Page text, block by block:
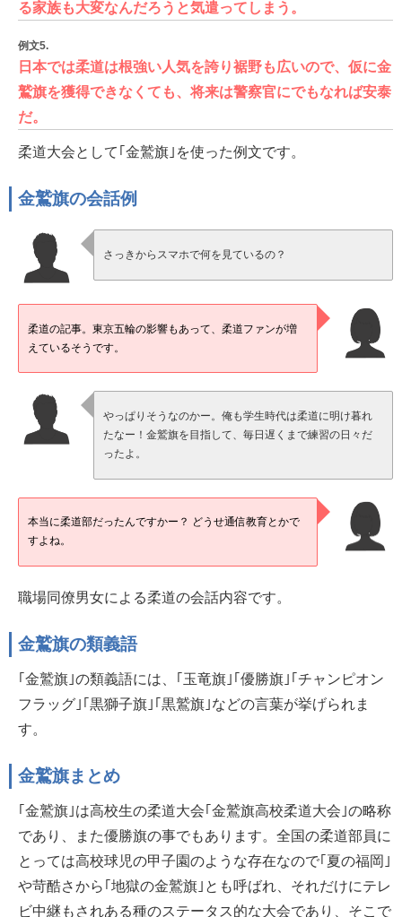
る家族も大変なんだろうと気遣ってしまう。
例文5.
日本では柔道は根強い人気を誇り裾野も広いので、仮に金
鷲旗を獲得できなくても、将来は警察官にでもなれば安泰
だ。
柔道大会として｢金鷲旗｣を使った例文です。
金鷲旗の会話例
さっきからスマホで何を見ているの？
柔道の記事。東京五輪の影響もあって、柔道ファンが増
えているそうです。
やっぱりそうなのかー。俺も学生時代は柔道に明け暮れ
たなー！金鷲旗を目指して、毎日遅くまで練習の日々だ
ったよ。
本当に柔道部だったんですかー？ どうせ通信教育とかで
すよね。
職場同僚男女による柔道の会話内容です。
金鷲旗の類義語
｢金鷲旗｣の類義語には、｢玉竜旗｣｢優勝旗｣｢チャンピオン
フラッグ｣｢黒獅子旗｣｢黒鷲旗｣などの言葉が挙げられま
す。
金鷲旗まとめ
｢金鷲旗｣は高校生の柔道大会｢金鷲旗高校柔道大会｣の略称
であり、また優勝旗の事でもあります。全国の柔道部員に
とっては高校球児の甲子園のような存在なので｢夏の福岡｣
や苛酷さから｢地獄の金鷲旗｣とも呼ばれ、それだけにテレ
ビ中継もされある種のステータス的な大会であり、そこで